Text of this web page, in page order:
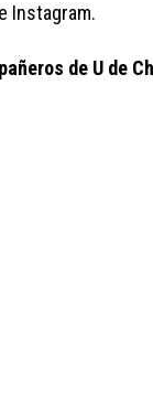
Instagram.
de U de